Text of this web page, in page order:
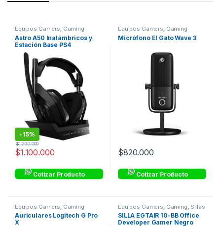
Equipos Gamers Gaming
Astro A50 Inalámbricos y
Estación Base PS4
-15%
$1.100.000
$1.290.000
Cotizar Producto
Equipos Gamers Gaming
Micrófono El Gato Wave 3
$820.000
Cotizar Producto
Equipos Gamers Gaming
Auriculares Logitech G Pro
X
Equipos Gamers Gaming Sillas
Gamer
SILLA EGTAIR 10-BB Office
Developer Gamer Negro